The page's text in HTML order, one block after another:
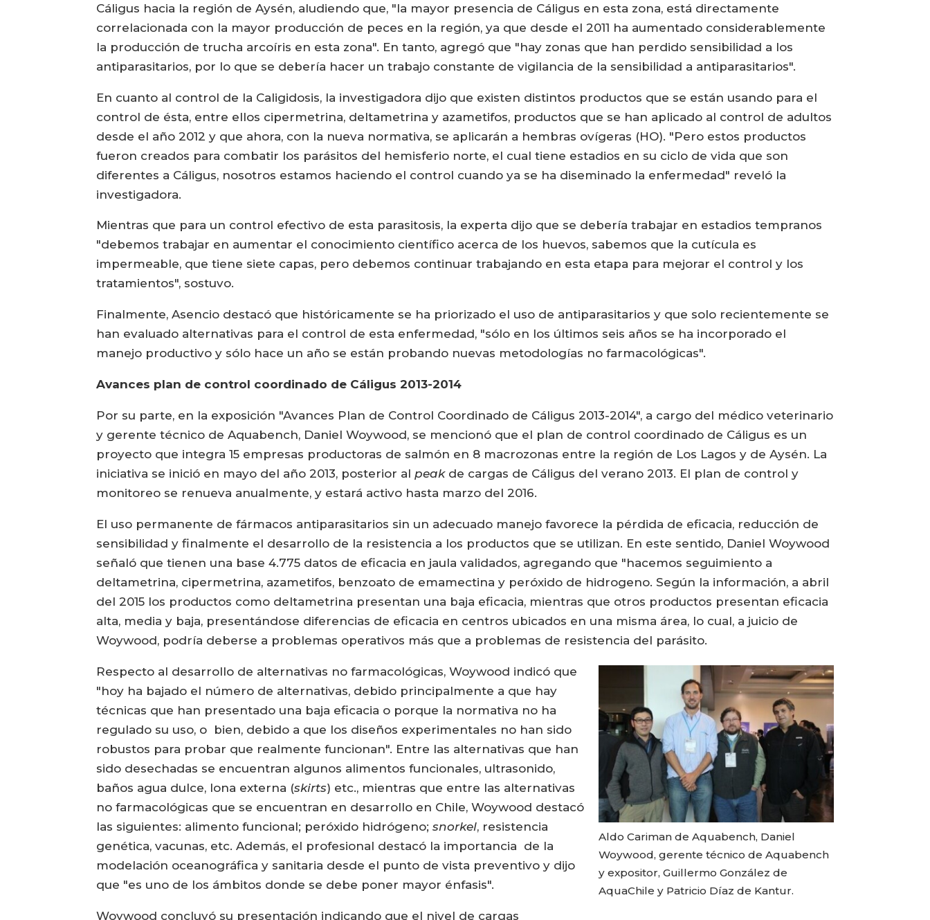
Cáligus hacia la región de Aysén, aludiendo que, "la mayor presencia de Cáligus en esta zona, está directamente
correlacionada con la mayor producción de peces en la región, ya que desde el 2011 ha aumentado considerablemente
la producción de trucha arcoíris en esta zona". En tanto, agregó que "hay zonas que han perdido sensibilidad a los
antiparasitarios, por lo que se debería hacer un trabajo constante de vigilancia de la sensibilidad a antiparasitarios".
En cuanto al control de la Caligidosis, la investigadora dijo que existen distintos productos que se están usando para el
control de ésta, entre ellos cipermetrina, deltametrina y azametifos, productos que se han aplicado al control de adultos
desde el año 2012 y que ahora, con la nueva normativa, se aplicarán a hembras ovígeras (HO). "Pero estos productos
fueron creados para combatir los parásitos del hemisferio norte, el cual tiene estadios en su ciclo de vida que son
diferentes a Cáligus, nosotros estamos haciendo el control cuando ya se ha diseminado la enfermedad" reveló la
investigadora.
Mientras que para un control efectivo de esta parasitosis, la experta dijo que se debería trabajar en estadios tempranos
"debemos trabajar en aumentar el conocimiento científico acerca de los huevos, sabemos que la cutícula es
impermeable, que tiene siete capas, pero debemos continuar trabajando en esta etapa para mejorar el control y los
tratamientos", sostuvo.
Finalmente, Asencio destacó que históricamente se ha priorizado el uso de antiparasitarios y que solo recientemente se
han evaluado alternativas para el control de esta enfermedad, "sólo en los últimos seis años se ha incorporado el
manejo productivo y sólo hace un año se están probando nuevas metodologías no farmacológicas".
Avances plan de control coordinado de Cáligus 2013-2014
Por su parte, en la exposición "Avances Plan de Control Coordinado de Cáligus 2013-2014", a cargo del médico veterinario
y gerente técnico de Aquabench, Daniel Woywood, se mencionó que el plan de control coordinado de Cáligus es un
proyecto que integra 15 empresas productoras de salmón en 8 macrozonas entre la región de Los Lagos y de Aysén. La
iniciativa se inició en mayo del año 2013, posterior alpeakde cargas de Cáligus del verano 2013. El plan de control y
monitoreo se renueva anualmente, y estará activo hasta marzo del 2016.
El uso permanente de fármacos antiparasitarios sin un adecuado manejo favorece la pérdida de eficacia, reducción de
sensibilidad y finalmente el desarrollo de la resistencia a los productos que se utilizan. En este sentido, Daniel Woywood
señaló que tienen una base 4.775 datos de eficacia en jaula validados, agregando que "hacemos seguimiento a
deltametrina, cipermetrina, azametifos, benzoato de emamectina y peróxido de hidrogeno. Según la información, a abril
del 2015 los productos como deltametrina presentan una baja eficacia, mientras que otros productos presentan eficacia
alta, media y baja, presentándose diferencias de eficacia en centros ubicados en una misma área, lo cual, a juicio de
Woywood, podría deberse a problemas operativos más que a problemas de resistencia del parásito.
Aldo Cariman de Aquabench, Daniel
Woywood, gerente técnico de Aquabench
y expositor, Guillermo González de
AquaChile y Patricio Díaz de Kantur.
Respecto al desarrollo de alternativas no farmacológicas, Woywood indicó que
"hoy ha bajado el número de alternativas, debido principalmente a que hay
técnicas que han presentado una baja eficacia o porque la normativa no ha
regulado su uso, o bien, debido a que los diseños experimentales no han sido
robustos para probar que realmente funcionan". Entre las alternativas que han
sido desechadas se encuentran algunos alimentos funcionales, ultrasonido,
baños agua dulce, lona externa (skirts) etc., mientras que entre las alternativas
no farmacológicas que se encuentran en desarrollo en Chile, Woywood destacó
las siguientes: alimento funcional; peróxido hidrógeno;snorkel, resistencia
genética, vacunas, etc. Además, el profesional destacó la importancia de la
modelación oceanográfica y sanitaria desde el punto de vista preventivo y dijo
que "es uno de los ámbitos donde se debe poner mayor énfasis".
Woywood concluyó su presentación indicando que el nivel de cargas